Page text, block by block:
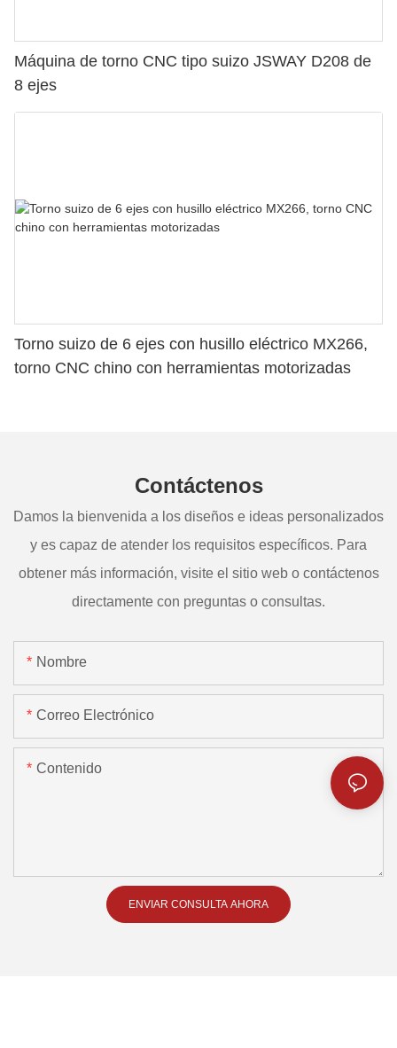
Máquina de torno CNC tipo suizo JSWAY D208 de
8 ejes
Torno suizo de 6 ejes con husillo eléctrico MX266,
torno CNC chino con herramientas motorizadas
Contáctenos
Damos la bienvenida a los diseños e ideas personalizados
y es capaz de atender los requisitos específicos. Para
obtener más información, visite el sitio web o contáctenos
directamente con preguntas o consultas.
Nombre
Correo Electrónico
Contenido
ENVIAR CONSULTA AHORA